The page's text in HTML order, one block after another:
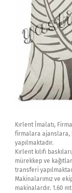
Kırlent İmalatı,
firmalara ajanslara,
yapılmaktadır.
Kırlent kılıfı
mürekkep ve
transferi
Makinalarımız ve
makinalardır. 1.60